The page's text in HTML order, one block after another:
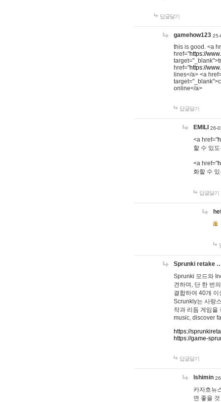
답글달기
gamehow123 25-
this is good. <a
href="https://
href="https://
lines</a> <a
online</a>
답글달기
EMILI 26-
<a href="
할 수 있
<a href="
화할 수
답글달기
Sprunki retake
Sprunki 모드와
견하며, 단 한 번
결합하여 40개
Scrunkly는 사랑
작과 리듬 게임을
music, discover
https://
https://game-
답글달기
lshimin
카자흐뉴
면 좋을